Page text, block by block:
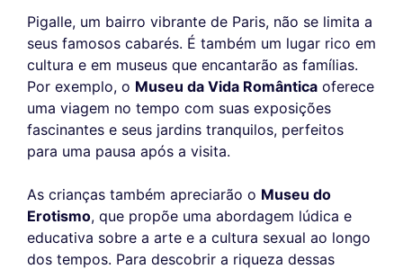
Pigalle, um bairro vibrante de Paris, não se limita a
seus famosos cabarés. É também um lugar rico em
cultura e em museus que encantarão as famílias.
Por exemplo, o Museu da Vida Romântica oferece
uma viagem no tempo com suas exposições
fascinantes e seus jardins tranquilos, perfeitos
para uma pausa após a visita.
As crianças também apreciarão o Museu do
Erotismo, que propõe uma abordagem lúdica e
educativa sobre a arte e a cultura sexual ao longo
dos tempos. Para descobrir a riqueza dessas